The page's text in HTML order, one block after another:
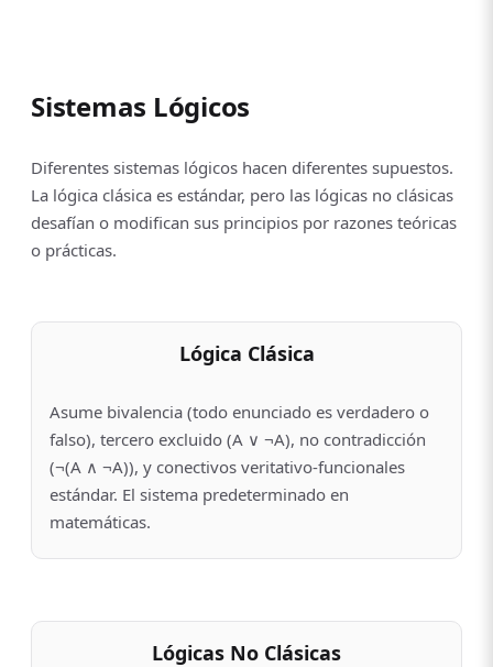
Sistemas Lógicos
Diferentes sistemas lógicos hacen diferentes supuestos.
La lógica clásica es estándar, pero las lógicas no clásicas
desafían o modifican sus principios por razones teóricas
o prácticas.
Lógica Clásica
Asume bivalencia (todo enunciado es verdadero o
falso), tercero excluido (A ∨ ¬A), no contradicción
(¬(A ∧ ¬A)), y conectivos veritativo-funcionales
estándar. El sistema predeterminado en
matemáticas.
Lógicas No Clásicas